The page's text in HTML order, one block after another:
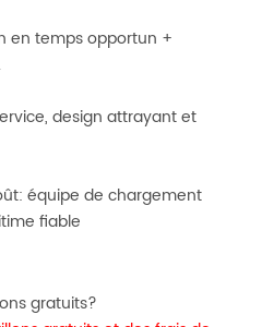
en temps opportun +
design attrayant et
équipe de chargement
fiable
gratuits?